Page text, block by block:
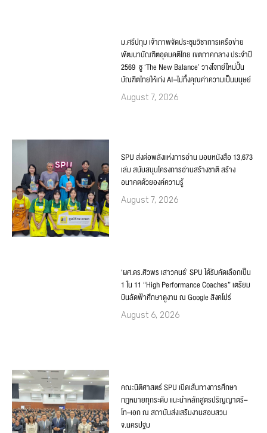
ม.ศรีปทุม เจ้าภาพจัดประชุมวิชาการเครือข่าย
พัฒนาบัณฑิตอุดมคติไทย เขตภาคกลาง ประจำปี
2569 ชู ‘The New Balance’ วางโจทย์ใหม่ปั้น
บัณฑิตไทยให้เก่ง AI–ไม่ทิ้งคุณค่าความเป็นมนุษย์
August 7, 2026
SPU ส่งต่อพลังแห่งการอ่าน มอบหนังสือ 13,673
เล่ม สนับสนุนโครงการอ่านสร้างชาติ สร้าง
อนาคตด้วยองค์ความรู้
August 7, 2026
‘ผศ.ดร.ศิวพร เสาวคนธ์’ SPU ได้รับคัดเลือกเป็น
1 ใน 11 “High Performance Coaches” เตรียม
บินลัดฟ้าศึกษาดูงาน ณ Google สิงคโปร์
August 6, 2026
คณะนิติศาสตร์ SPU เปิดเส้นทางการศึกษา
กฎหมายทุกระดับ แนะนำหลักสูตรปริญญาตรี–
โท–เอก ณ สถาบันส่งเสริมงานสอบสวน
จ.นครปฐม